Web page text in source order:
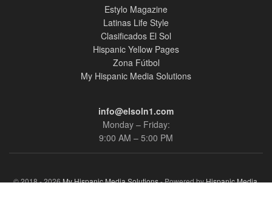
Estylo Magazine
Latinas Life Style
Clasificados El Sol
Hispanic Yellow Pages
Zona Fútbol
My Hispanic Media Solutions
info@elsoln1.com
Monday – Friday:
9:00 AM – 5:00 PM
© 2018 - 2026My Hispanic Media Solutions- Powered byHispanic Media,